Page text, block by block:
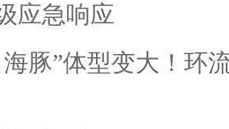
应急响应
海豚”体型变大！环